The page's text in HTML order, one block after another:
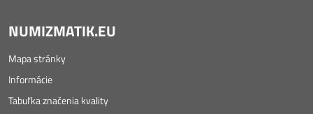
NUMIZMATIK.EU
Mapa stránky
Informácie
Tabuľka značenia kvality